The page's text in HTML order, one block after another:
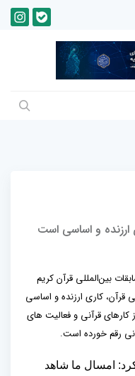
ارزنده و اساسی است
بین‌المللی قرآن کریم
قرآن، کاری ارزنده و اساسی
کارهای قرآنی و فعالیت های
رقم خورده است.
امسال ما شاهد